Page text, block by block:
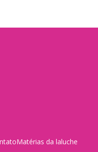
Matérias da laluche